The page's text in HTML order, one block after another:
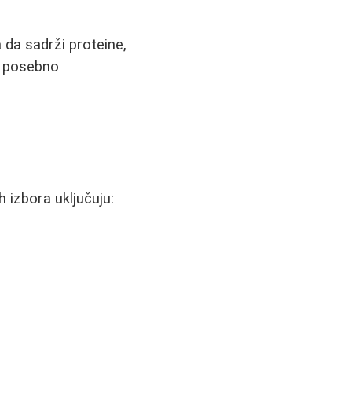
da sadrži proteine,
izbora uključuju: